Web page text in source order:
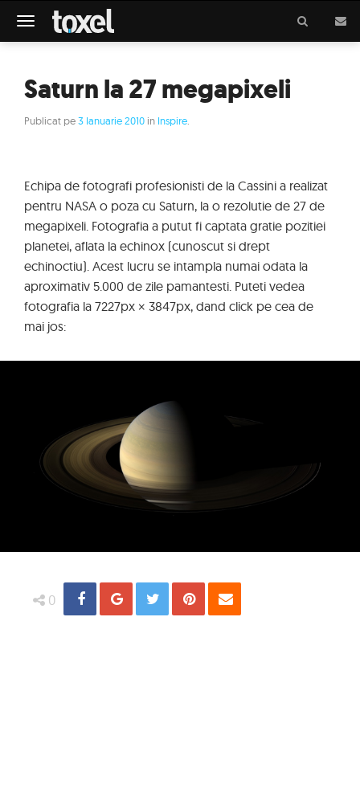
Meniu
Saturn la 27 megapixeli
Publicat pe3 Ianuarie 2010 in Inspire
0 Share Distribuie
Tweet Pin
Echipa de fotografi profesionisti de la Cassini a realizat
pentru NASA o poza cu Saturn, la o rezolutie de 27 de
megapixeli. Fotografia a putut fi captata gratie pozitiei
planetei, aflata la echinox (cunoscut si drept
echinoctiu). Acest lucru se intampla numai odata la
aproximativ 5.000 de zile pamantesti. Puteti vedea
fotografia la 7227px × 3847px, dand click pe cea de
mai jos: